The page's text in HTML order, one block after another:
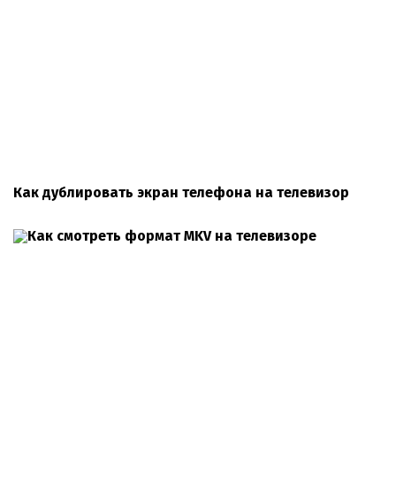
Как дублировать экран телефона на телевизор